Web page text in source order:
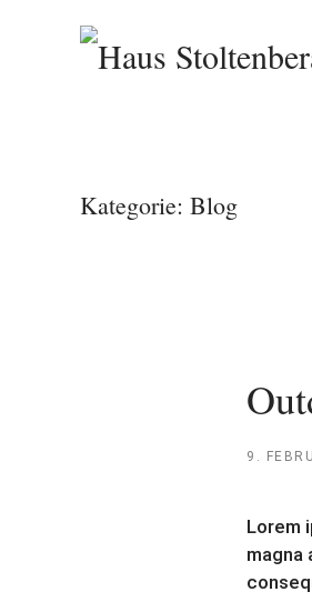
Zum Hauptinhalt springen
Kategorie: Blog
9.
Lorem
magna